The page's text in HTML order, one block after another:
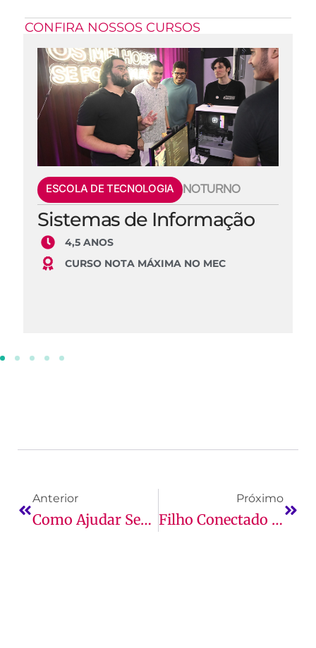
CONFIRA NOSSOS CURSOS
ESCOLA DE TECNOLOGIA NOTURNO
Sistemas de Informação
4,5 ANOS
CURSO NOTA MÁXIMA NO MEC
Anterior
Como Ajudar Seu Filho A Organizar Uma Rotina De Estudos Produtiva
Próximo
Filho Conectado O Tempo Todo? Ensine-O A Estudar Com A Internet!